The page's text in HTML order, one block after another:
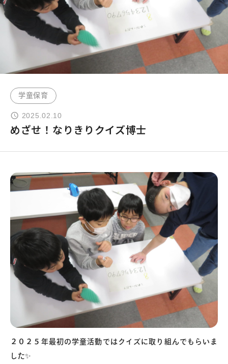
スタッフ紹介
お問い合わせ
新着情報
学童保育
2025.02.10
めざせ！なりきりクイズ博士
２０２５年最初の学童活動ではクイズに取り組んでもらいま
した✨